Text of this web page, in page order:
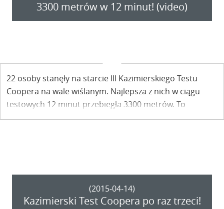
3300 metrów w 12 minut! (video)
22 osoby stanęły na starcie III Kazimierskiego Testu
Coopera na wale wiślanym. Najlepsza z nich w ciągu
testowych 12 minut przebiegła 3300 metrów. To
Grzegorz Szewczyk z Klementowic.
(2015-04-14)
Kazimierski Test Coopera po raz trzeci!